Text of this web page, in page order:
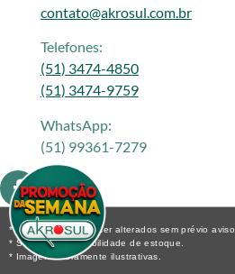
contato@akrosul.com.br
Telefones:
(51) 3474-4850
(51) 3474-9759
WhatsApp:
(51) 99361-7279
* Os preços podem ser alterados sem prévio aviso.
* Sujeito a disponibilidade de estoque.
* Imagens meramente ilustrativas.